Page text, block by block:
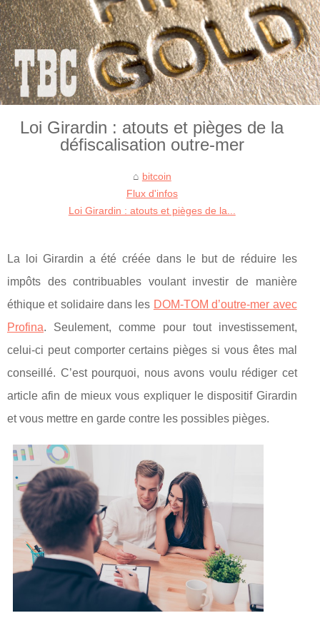
Loi Girardin : atouts et pièges de la
défiscalisation outre-mer
bitcoin
Flux d'infos
Loi Girardin : atouts et pièges de la...
La loi Girardin a été créée dans le but de réduire les
impôts des contribuables voulant investir de manière
éthique et solidaire dans les DOM-TOM d’outre-mer avec
Profina. Seulement, comme pour tout investissement,
celui-ci peut comporter certains pièges si vous êtes mal
conseillé. C’est pourquoi, nous avons voulu rédiger cet
article afin de mieux vous expliquer le dispositif Girardin
et vous mettre en garde contre les possibles pièges.